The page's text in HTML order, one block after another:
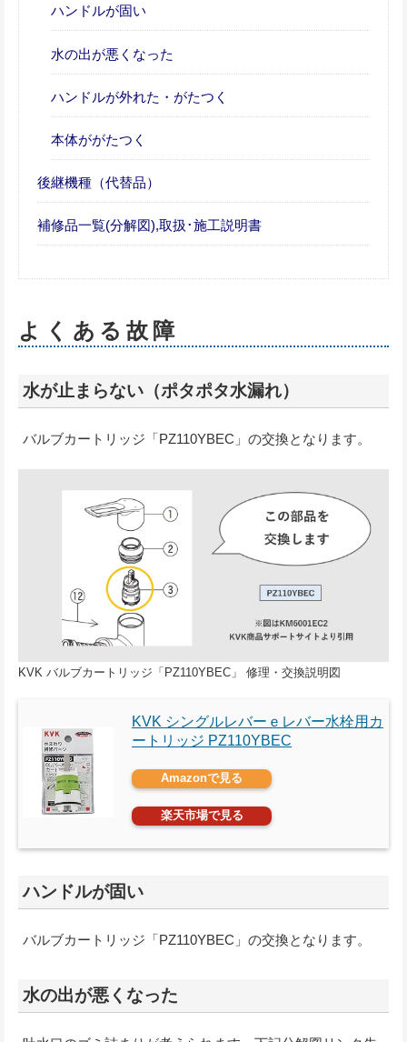
ハンドルが固い
水の出が悪くなった
ハンドルが外れた・がたつく
本体ががたつく
後継機種（代替品）
補修品一覧(分解図),取扱･施工説明書
よくある故障
水が止まらない（ポタポタ水漏れ）
バルブカートリッジ「PZ110YBEC」の交換となります。
KVK バルブカートリッジ「PZ110YBEC」 修理・交換説明図
KVK シングルレバーｅレバー水栓用カ
ートリッジ PZ110YBEC
Amazonで見る
楽天市場で見る
ハンドルが固い
バルブカートリッジ「PZ110YBEC」の交換となります。
水の出が悪くなった